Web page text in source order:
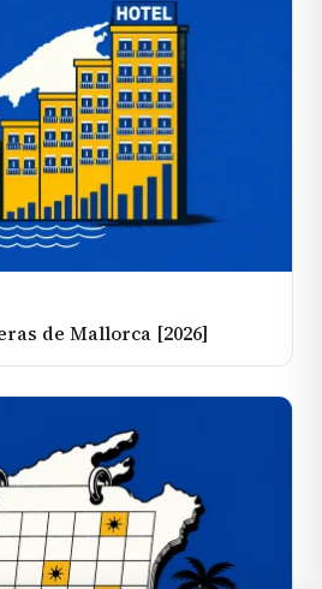
de Mallorca [2026]